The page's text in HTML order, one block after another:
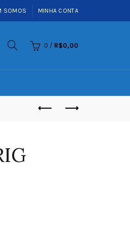
SOMOS MINHA CONTA
0 / R$0,00